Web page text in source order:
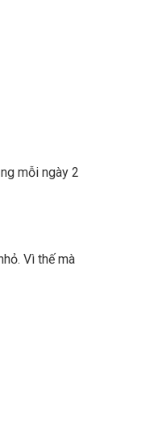
mỗi ngày 2
Vì thế mà